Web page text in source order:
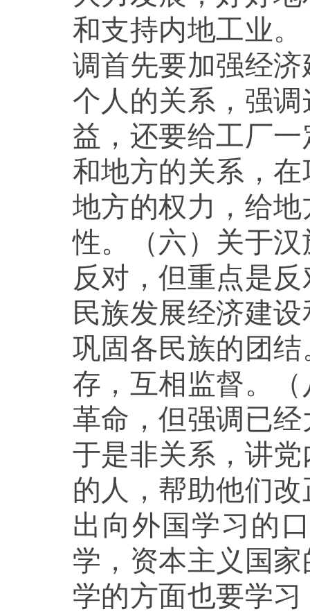
和支持内地工业
调首先要加强经
个人的关系，强
益，还要给工厂
和地方的关系，
地方的权力，给
性。（六）关于
反对，但重点是
民族发展经济建
巩固各民族的团
存，互相监督。
革命，但强调已
于是非关系，讲
的人，帮助他们
出向外国学习的
学，资本主义国
学的方面也要学